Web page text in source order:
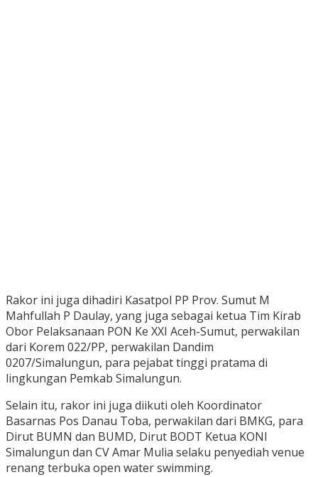
Rakor ini juga dihadiri Kasatpol PP Prov. Sumut M
Mahfullah P Daulay, yang juga sebagai ketua Tim Kirab
Obor Pelaksanaan PON Ke XXI Aceh-Sumut, perwakilan
dari Korem 022/PP, perwakilan Dandim
0207/Simalungun, para pejabat tinggi pratama di
lingkungan Pemkab Simalungun.
Selain itu, rakor ini juga diikuti oleh Koordinator
Basarnas Pos Danau Toba, perwakilan dari BMKG, para
Dirut BUMN dan BUMD, Dirut BODT Ketua KONI
Simalungun dan CV Amar Mulia selaku penyediah venue
renang terbuka open water swimming.